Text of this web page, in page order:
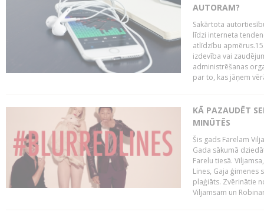
AUTORAM?
Sakārtota
līdzi interneta
atlīdzību
izdevība vai
administrēšanas
par to, kas jāņem
KĀ PAZAUDĒT
MINŪTĒS
Šis gads Farelam
Gada sākumā
Farelu tiesā.
Lines, Gaja ģimenes
plaģiāts. Zvērinātie
Viljamsam un